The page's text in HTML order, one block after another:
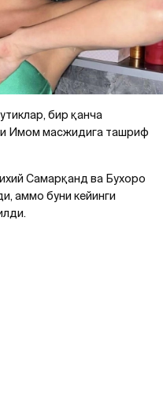
бир қанча
Имом масжидига ташриф
Самарқанд ва Бухоро
аммо буни кейинги